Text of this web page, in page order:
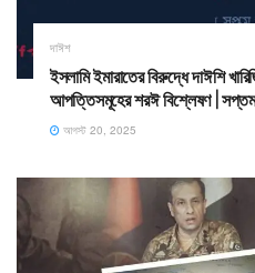
দাঈশ
ইসলামি ইমারাতের বিরুদ্ধে দাঈশি
আপত্তিসমূহের শরঈ বিশ্লেষণ | সপ্তম
আগস্ট 20, 2025